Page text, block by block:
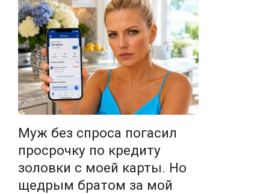
Муж без спроса погасил
просрочку по кредиту
золовки с моей карты. Но
щедрым братом за мой